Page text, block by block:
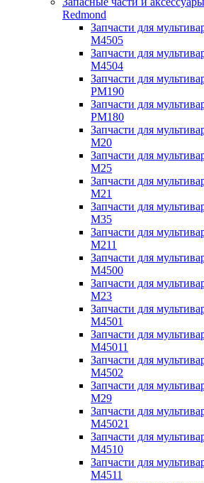
Redmond
Запчасти для
M4505
Запчасти для
M4504
Запчасти для
PM190
Запчасти для
PM180
Запчасти для
M20
Запчасти для
M25
Запчасти для
M21
Запчасти для
M35
Запчасти для
M211
Запчасти для
M4500
Запчасти для
M23
Запчасти для
M4501
Запчасти для
M45011
Запчасти для
M4502
Запчасти для
M29
Запчасти для
M45021
Запчасти для
M4510
Запчасти для
M4511